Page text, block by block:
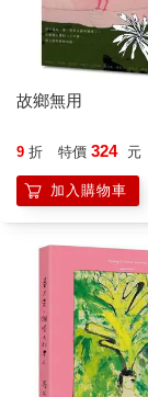
故鄉無用
9 折 特價 324 元
加入購物車